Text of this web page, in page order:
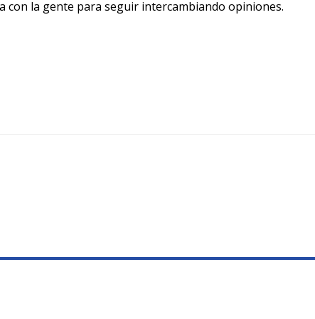
con la gente para seguir intercambiando opiniones.